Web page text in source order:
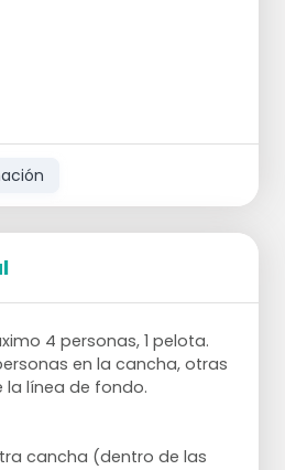
4 personas, 1 pelota.
en la cancha, otras
la línea de fondo.
cancha (dentro de las